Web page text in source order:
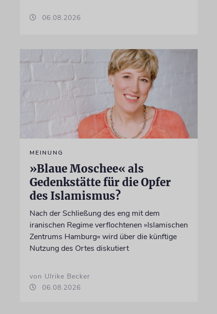
06.08.2026
MEINUNG
»Blaue Moschee« als
Gedenkstätte für die Opfer
des Islamismus?
Nach der Schließung des eng mit dem
iranischen Regime verflochtenen »Islamischen
Zentrums Hamburg« wird über die künftige
Nutzung des Ortes diskutiert
von Ulrike Becker
06.08.2026